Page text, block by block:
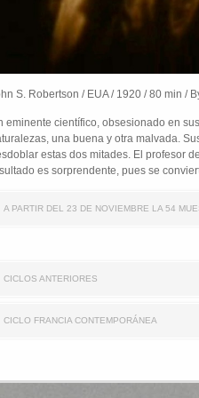
S. Robertson / EUA / 1920 / 80 min /
eminente científico, obsesionado en
una buena y otra malvada.
estas dos mitades. El profesor
es sorprendente, pues se
A PARTIR DEL 23 DE NOVIEMBRE LA 54
CICLOS ANTERIORES
CICLO FRANCIA CONTEMPORÁNEA